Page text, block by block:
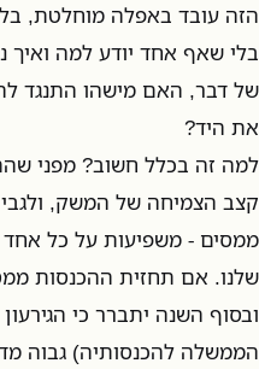
הזה עובד באפלה מוחלטת, בלי
בלי שאף אחד יודע למה ואיך
של דבר, האם מישהו התנגד
את היד?
למה זה בכלל חשוב? מפני
קצב הצמיחה של המשק,
ממסים - משפיעות על כל אחד
שלנו. אם תחזית ההכנסות
ובסוף השנה יתברר כי
הממשלה להכנסותיה) גבוה